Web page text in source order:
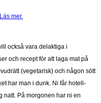
Läs mer.
också vara delaktiga i
och recept för att laga mat på
(vegetarisk) och någon sött
har man i dunk. Ni får hotell-
natt. På morgonen har ni en